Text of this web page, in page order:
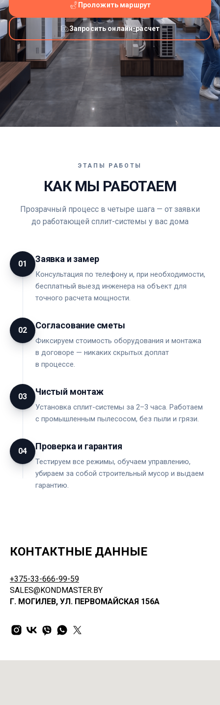
Проложить маршрут
Запросить онлайн-расчет
ЭТАПЫ РАБОТЫ
КАК МЫ РАБОТАЕМ
Прозрачный процесс в четыре шага — от заявки
до работающей сплит-системы у вас дома
01 Заявка и замер
Консультация по телефону и, при необходимости,
бесплатный выезд инженера на объект для
точного расчета мощности.
02 Согласование сметы
Фиксируем стоимость оборудования и монтажа
в договоре — никаких скрытых доплат
в процессе.
03 Чистый монтаж
Установка сплит-системы за 2–3 часа. Работаем
с промышленным пылесосом, без пыли и грязи.
04 Проверка и гарантия
Тестируем все режимы, обучаем управлению,
убираем за собой строительный мусор и выдаем
гарантию.
КОНТАКТНЫЕ ДАННЫЕ
+375-33-666-99-59
SALES@KONDMASTER.BY
Г. МОГИЛЕВ, УЛ. ПЕРВОМАЙСКАЯ 156А